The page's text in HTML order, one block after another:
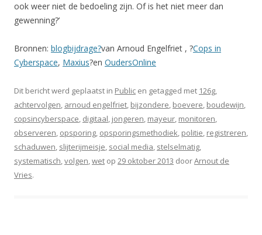
ook weer niet de bedoeling zijn. Of is het niet meer dan
gewenning?’
Bronnen: blogbijdrage?van Arnoud Engelfriet , ?Cops in
Cyberspace, Maxius?en OudersOnline
Dit bericht werd geplaatst in Public en getagged met 126g,
achtervolgen, arnoud engelfriet, bijzondere, boevere, boudewijn,
copsincyberspace, digitaal, jongeren, mayeur, monitoren,
observeren, opsporing, opsporingsmethodiek, politie, registreren,
schaduwen, slijterijmeisje, social media, stelselmatig,
systematisch,volgen,wet op 29 oktober 2013 doorArnout de
Vries.